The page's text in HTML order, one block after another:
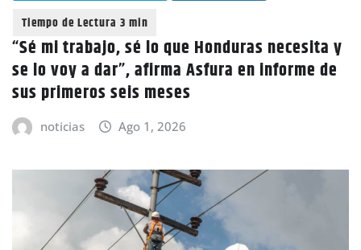
“Sé mi trabajo, sé lo que Honduras necesita y
se lo voy a dar”, afirma Asfura en informe de
sus primeros seis meses
noticias Ago 1, 2026